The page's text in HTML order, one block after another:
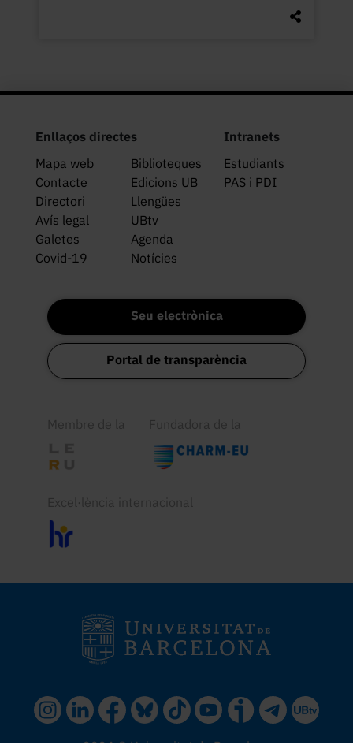
Enllaços directes
Mapa web
Biblioteques
Contacte
Edicions UB
Directori
Llengües
Avís legal
UBtv
Galetes
Agenda
Covid-19
Notícies
Intranets
Estudiants
PAS i PDI
Seu electrònica
Portal de transparència
Membre de la Fundadora de la
Excel·lència internacional